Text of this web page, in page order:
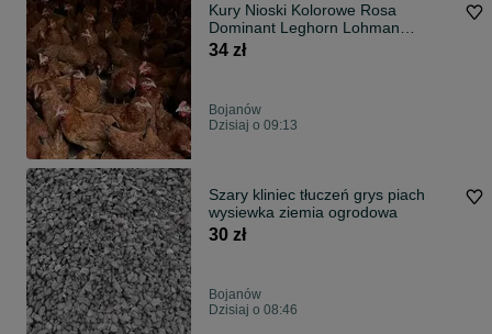
Kury Nioski Kolorowe Rosa
Dominant Leghorn Lohman
Leghorn
34 zł
Bojanów
Dzisiaj o 09:13
Szary kliniec tłuczeń grys piach
wysiewka ziemia ogrodowa
30 zł
Bojanów
Dzisiaj o 08:46